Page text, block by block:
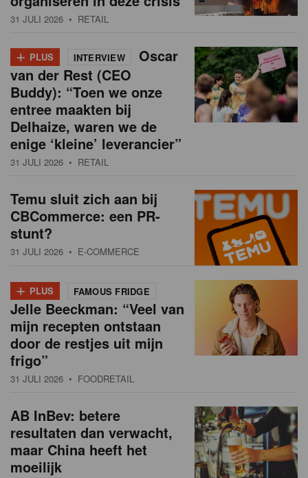
31 JULI 2026 • RETAIL
+ PLUS INTERVIEW
Oscar
van der Rest (CEO
Buddy): “Toen we onze
entree maakten bij
Delhaize, waren we de
enige ‘kleine’ leverancier”
31 JULI 2026 • RETAIL
Temu sluit zich aan bij
CBCommerce: een PR-
stunt?
31 JULI 2026 • E-COMMERCE
+ PLUS FAMOUS FRIDGE
Jelle Beeckman: “Veel van
mijn recepten ontstaan
door de restjes uit mijn
frigo”
31 JULI 2026 • FOODRETAIL
AB InBev: betere
resultaten dan verwacht,
maar China heeft het
moeilijk